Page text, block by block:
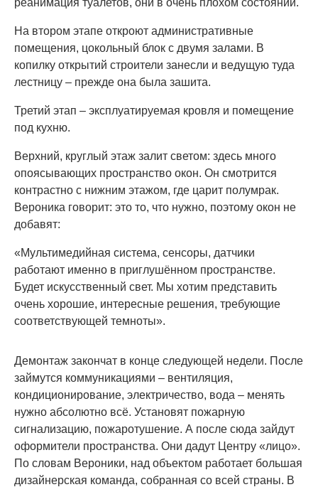
реанимация туалетов, они в очень плохом состоянии.
На втором этапе откроют административные
помещения, цокольный блок с двумя залами. В
копилку открытий строители занесли и ведущую туда
лестницу – прежде она была зашита.
Третий этап – эксплуатируемая кровля и помещение
под кухню.
Верхний, круглый этаж залит светом: здесь много
опоясывающих пространство окон. Он смотрится
контрастно с нижним этажом, где царит полумрак.
Вероника говорит: это то, что нужно, поэтому окон не
добавят:
«Мультимедийная система, сенсоры, датчики
работают именно в приглушённом пространстве.
Будет искусственный свет. Мы хотим представить
очень хорошие, интересные решения, требующие
соответствующей темноты».
Демонтаж закончат в конце следующей недели. После
займутся коммуникациями – вентиляция,
кондиционирование, электричество, вода – менять
нужно абсолютно всё. Установят пожарную
сигнализацию, пожаротушение. А после сюда зайдут
оформители пространства. Они дадут Центру «лицо».
По словам Вероники, над объектом работает большая
дизайнерская команда, собранная со всей страны. В